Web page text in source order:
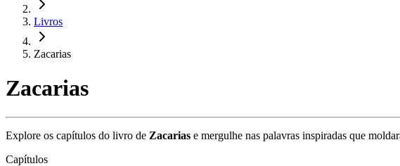
Livros
Zacarias
Zacarias
Explore os capítulos do livro de Zacarias e mergulhe nas palavras inspiradas que
Capítulos